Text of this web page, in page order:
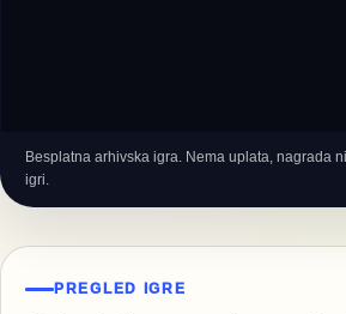
Besplatna arhivska igra. Nema uplata, nagrada
igri.
PREGLED IGRE